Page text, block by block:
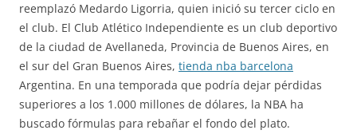
reemplazó Medardo Ligorria, quien inició su tercer ciclo en
el club. El Club Atlético Independiente es un club deportivo
de la ciudad de Avellaneda, Provincia de Buenos Aires, en
el sur del Gran Buenos Aires, tienda nba barcelona
Argentina. En una temporada que podría dejar pérdidas
superiores a los 1.000 millones de dólares, la NBA ha
buscado fórmulas para rebañar el fondo del plato.